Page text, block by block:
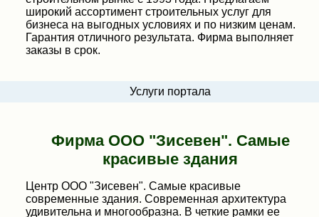
широкий ассортимент строительных услуг для
бизнеса на выгодных условиях и по низким ценам.
Гарантия отличного результата. Фирма выполняет
заказы в срок.
Услуги портала
Фирма ООО "Зисевен". Самые
красивые здания
Центр ООО "Зисевен". Самые красивые
современные здания. Современная архитектура
удивительна и многообразна. В четкие рамки ее